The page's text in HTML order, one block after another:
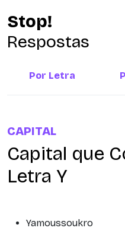
Stop!
Respostas
Por Letra
CAPITAL
Capital que
Letra Y
Yamoussoukro